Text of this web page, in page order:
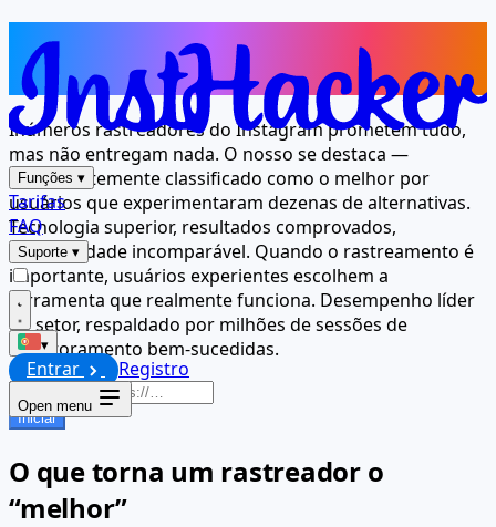
Funções ▾
Tarifas
FAQ
Suporte ▾
▾
Entrar Registro
Open menu
O rastreador em que milhões
confiam para obter resultados
Inúmeros rastreadores do Instagram prometem tudo,
mas não entregam nada. O nosso se destaca —
consistentemente classificado como o melhor por
usuários que experimentaram dezenas de alternativas.
Tecnologia superior, resultados comprovados,
confiabilidade incomparável. Quando o rastreamento é
importante, usuários experientes escolhem a
ferramenta que realmente funciona. Desempenho líder
do setor, respaldado por milhões de sessões de
monitoramento bem-sucedidas.
Iniciar
O que torna um rastreador o
“melhor”